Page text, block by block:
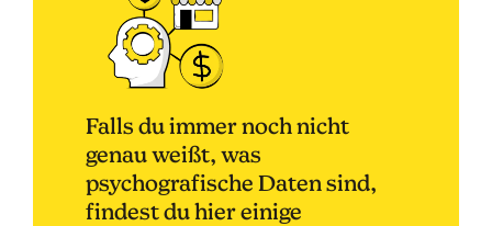
Falls du immer noch nicht
genau weißt, was
psychografische Daten sind,
findest du hier einige